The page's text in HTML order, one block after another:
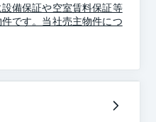
備保証や空室賃料保証等
です。当社売主物件につ